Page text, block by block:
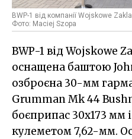
BWP-1 від компанії Wojskowe
Фото: Maciej Szopa
BWP-1 від Wojskowe
оснащена баштою
озброєна 30-мм
Grumman Mk 44
боєприпас 30х173 мм
кулеметом 7,62-мм.